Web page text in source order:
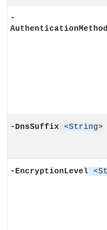
-
AuthenticationMethod
-DnsSuffix <String>
-EncryptionLevel